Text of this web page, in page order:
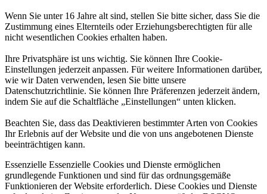
Wenn Sie unter 16 Jahre alt sind, stellen Sie bitte sicher, dass Sie die
Zustimmung eines Elternteils oder Erziehungsberechtigten für alle
nicht wesentlichen Cookies erhalten haben.
Ihre Privatsphäre ist uns wichtig. Sie können Ihre Cookie-
Einstellungen jederzeit anpassen. Für weitere Informationen darüber,
wie wir Daten verwenden, lesen Sie bitte unsere
Datenschutzrichtlinie. Sie können Ihre Präferenzen jederzeit ändern,
indem Sie auf die Schaltfläche „Einstellungen“ unten klicken.
Beachten Sie, dass das Deaktivieren bestimmter Arten von Cookies
Ihr Erlebnis auf der Website und die von uns angebotenen Dienste
beeinträchtigen kann.
Essenzielle Essenzielle Cookies und Dienste ermöglichen
grundlegende Funktionen und sind für das ordnungsgemäße
Funktionieren der Website erforderlich. Diese Cookies und Dienste